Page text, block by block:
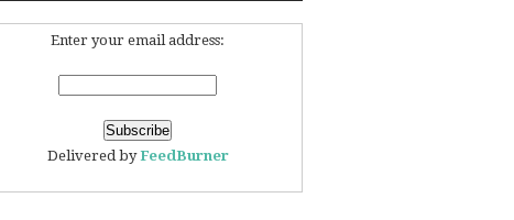
Enter your email address:
Delivered byFeedBurner